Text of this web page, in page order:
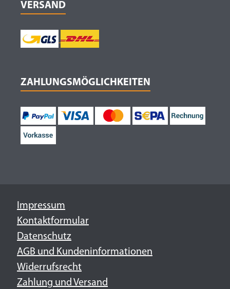
VERSAND
ZAHLUNGSMÖGLICHKEITEN
Impressum
Kontaktformular
Datenschutz
AGB und Kundeninformationen
Widerrufsrecht
Zahlung und Versand